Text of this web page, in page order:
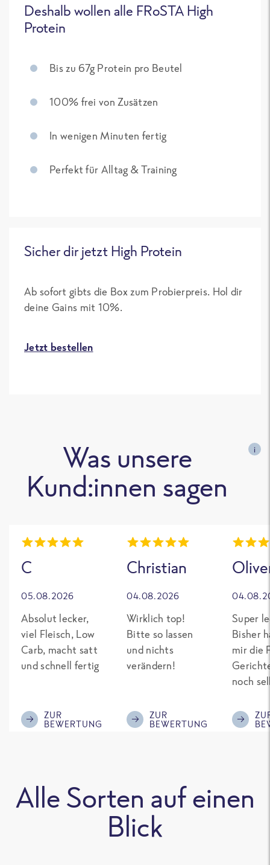
Deshalb wollen alle FRoSTA High
Protein
Bis zu 67g Protein pro Beutel
100% frei von Zusätzen
In wenigen Minuten fertig
Perfekt für Alltag & Training
Sicher dir jetzt High Protein
Ab sofort gibts die Box zum Probierpreis. Hol dir
deine Gains mit 10%.
Jetzt bestellen
Was unsere
Kund:innen sagen
i
C
05.08.2026
Absolut lecker,
viel Fleisch, Low
Carb, macht satt
und schnell fertig
ZUR
BEWERTUNG
Christian
04.08.2026
Wirklich top!
Bitte so lassen
und nichts
verändern!
ZUR
BEWERTUNG
Super
Bisher
mir die
noch
Eiweiß.
was
Alle Sorten auf einen
Blick